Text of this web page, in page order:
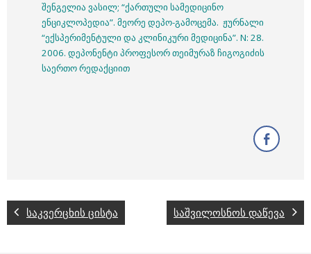
შენგელია ვასილ; “ქართული სამედიცინო
ენციკლოპედია”. მეორე დეპო-გამოცემა. ჟურნალი
“ექსპერიმენტული და კლინიკური მედიცინა”. N: 28.
2006. დეპონენტი პროფესორ თეიმურაზ ჩიგოგიძის
საერთო რედაქციით
საკვერცხის ცისტა საშვილოსნოს დაწევა